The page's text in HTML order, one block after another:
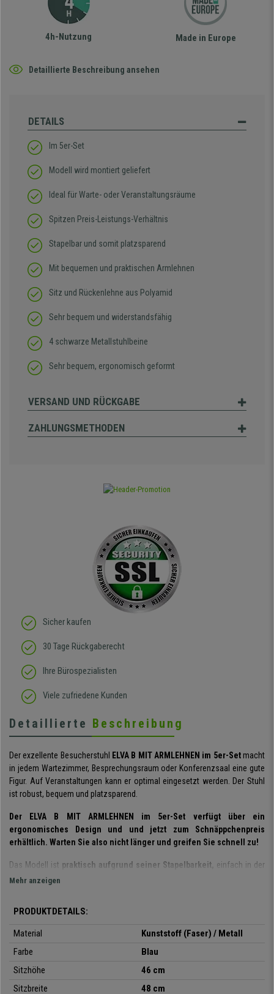
4h-Nutzung Made in Europe
Detaillierte Beschreibung ansehen
DETAILS
Im 5er-Set
Modell wird montiert geliefert
Ideal für Warte- oder Veranstaltungsräume
Spitzen Preis-Leistungs-Verhältnis
Stapelbar und somit platzsparend
Mit bequemen und praktischen Armlehnen
Sitz und Rückenlehne aus Polyamid
Sehr bequem und widerstandsfähig
4 schwarze Metallstuhlbeine
Sehr bequem, ergonomisch geformt
VERSAND UND RÜCKGABE
ZAHLUNGSMETHODEN
Sicher kaufen
30 Tage Rückgaberecht
Ihre Bürospezialisten
Viele zufriedene Kunden
Detaillierte Beschreibung
Der exzellente Besucherstuhl ELVA B MIT ARMLEHNEN im 5er-Setmacht
in jedem Wartezimmer, Besprechungsraum oder Konferenzsaal eine gute
Figur. Auf Veranstaltungen kann er optimal eingesetzt werden. Der Stuhl
ist robust, bequem und platzsparend.
Der ELVA B MIT ARMLEHNEN im 5er-Set verfügt über ein
ergonomisches Design und und jetzt zum Schnäppchenpreis
erhältlich. Warten Sie also nicht länger und greifen Sie schnell zu!
Das Modell ist praktisch aufgrund seiner Stapelbarkeit, einfach in der
Handhabung und wird auch noch
und die Rückenlehne sind sehr widerstandsfähig und flexibel. Ihre Kunden
und Besucher werden es zu schätzen wissen.
vier schwarzen Stuhlbeinen
garantiert für eine lange Haltbarkeit in
Mehr anzeigen
PRODUKTDETAILS:
Material
Kunststoff (Faser) / Metall
Farbe
Blau
Sitzhöhe
46 cm
Sitzbreite
48 cm